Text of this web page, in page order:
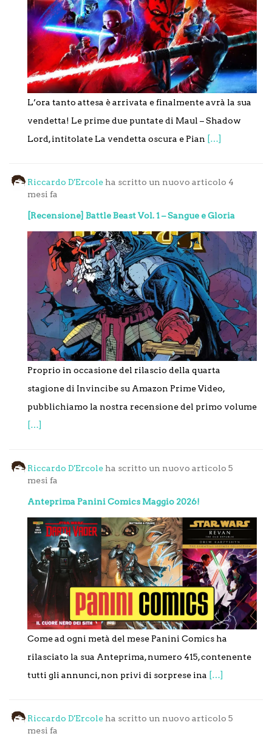
L’ora tanto attesa è arrivata e finalmente avrà la sua
vendetta! Le prime due puntate di Maul – Shadow
Lord, intitolate La vendetta oscura e Pian
[…]
Riccardo D'Ercole ha scritto un nuovo articolo 4
mesi fa
[Recensione] Battle Beast Vol. 1 – Sangue e Gloria
Proprio in occasione del rilascio della quarta
stagione di Invincibe su Amazon Prime Video,
pubblichiamo la nostra recensione del primo volume
[…]
Riccardo D'Ercole ha scritto un nuovo articolo 5
mesi fa
Anteprima Panini Comics Maggio 2026!
Come ad ogni metà del mese Panini Comics ha
rilasciato la sua Anteprima, numero 415, contenente
tutti gli annunci, non privi di sorprese ina
[…]
Riccardo D'Ercole ha scritto un nuovo articolo 5
mesi fa